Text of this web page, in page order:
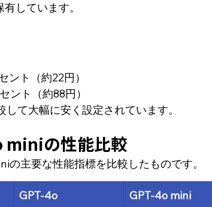
しています。
ント（約22円）
ント（約88円）
て大幅に安く設定されています。
miniの性能比較
主要な性能指標を比較したものです。
GPT-4o GPT-4o mini